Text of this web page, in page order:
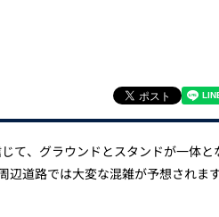
て、グラウンドとスタンドが一体と
道路では大変な混雑が予想されま